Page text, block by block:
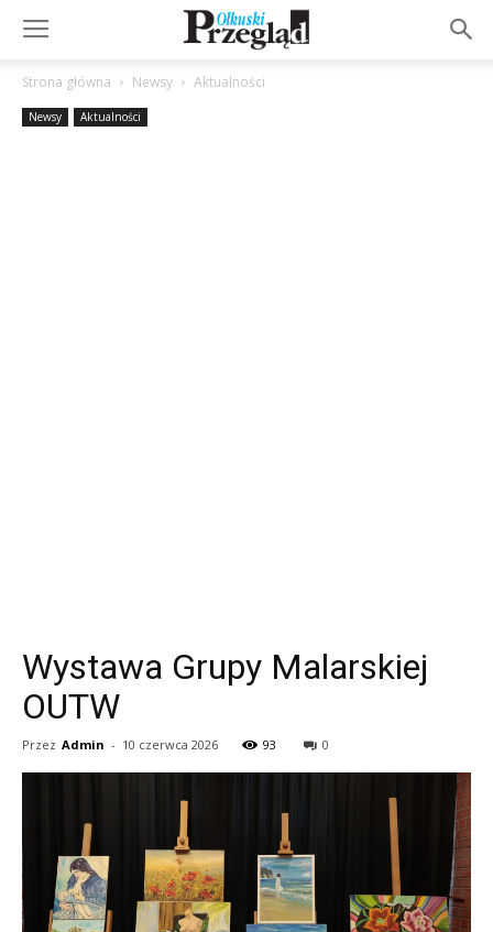
Strona główna Newsy Aktualności
Newsy Aktualności
Wystawa Grupy Malarskiej
OUTW
Przez Admin - 10 czerwca 2026 93 0